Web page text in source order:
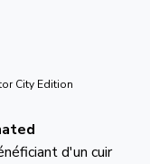
d'un cuir